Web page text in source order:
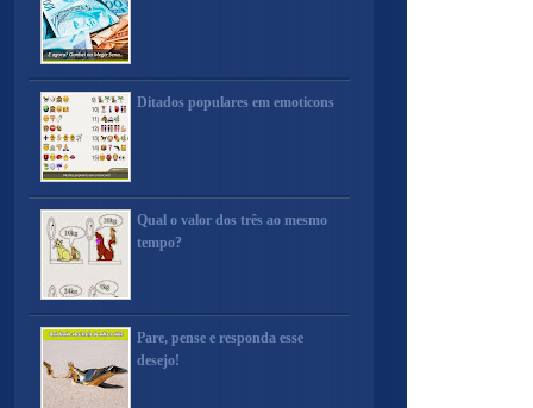
Ditados populares em emoticons
Qual o valor dos três ao mesmo
tempo?
Pare, pense e responda esse
desejo!